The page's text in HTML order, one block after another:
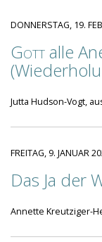
DONNERSTAG, 19.
Gottalle
Jutta Hudson-Vogt,
FREITAG, 9. JANUAR
Das Ja der
Annette Kreutziger-